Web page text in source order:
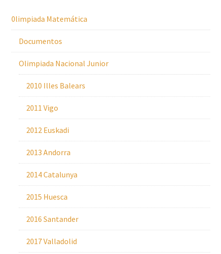
0limpiada Matemática
Documentos
Olimpiada Nacional Junior
2010 Illes Balears
2011 Vigo
2012 Euskadi
2013 Andorra
2014 Catalunya
2015 Huesca
2016 Santander
2017 Valladolid